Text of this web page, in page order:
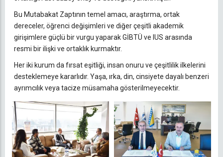
Bu Mutabakat Zaptının temel amacı, araştırma, ortak
dereceler, öğrenci değişimleri ve diğer çeşitli akademik
girişimlere güçlü bir vurgu yaparak GİBTÜ ve IUS arasında
resmi bir ilişki ve ortaklık kurmaktır.
Her iki kurum da fırsat eşitliği, insan onuru ve çeşitlilik ilkelerini
desteklemeye kararlıdır. Yaşa, ırka, din, cinsiyete dayalı benzeri
ayrımcılık veya tacize müsamaha gösterilmeyecektir.